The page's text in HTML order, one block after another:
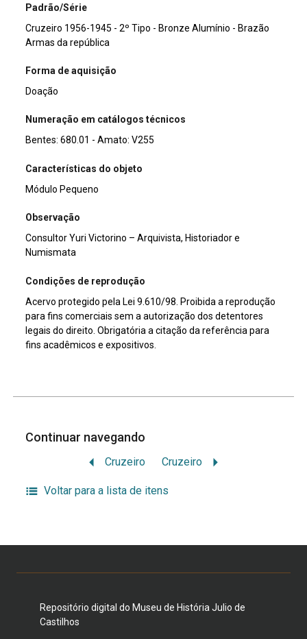
Padrão/Série
Cruzeiro 1956-1945 - 2º Tipo - Bronze Alumínio - Brazão
Armas da república
Forma de aquisição
Doação
Numeração em catálogos técnicos
Bentes: 680.01 - Amato: V255
Características do objeto
Módulo Pequeno
Observação
Consultor Yuri Victorino – Arquivista, Historiador e
Numismata
Condições de reprodução
Acervo protegido pela Lei 9.610/98. Proibida a reprodução
para fins comerciais sem a autorização dos detentores
legais do direito. Obrigatória a citação da referência para
fins acadêmicos e expositivos.
Continuar navegando
Cruzeiro Cruzeiro
Voltar para a lista de itens
Repositório digital do Museu de História Julio de
Castilhos